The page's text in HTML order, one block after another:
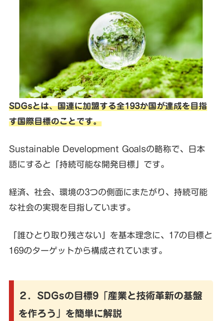
SDGsとは、国連に加盟する全193か国が達成を目指
す国際目標のことです。
Sustainable Development Goalsの略称で、日本
語にすると「持続可能な開発目標」です。
経済、社会、環境の3つの側面にまたがり、持続可能
な社会の実現を目指しています。
「誰ひとり取り残さない」を基本理念に、17の目標と
169のターゲットから構成されています。
２．SDGsの目標9「産業と技術革新の基盤
を作ろう」を簡単に解説